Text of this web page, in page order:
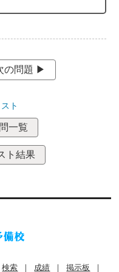
の問題 ▶︎
ト
一覧
ト結果
検索 ｜ 成績 ｜ 掲示板 ｜